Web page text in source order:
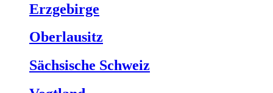
Erzgebirge
Oberlausitz
Sächsische Schweiz